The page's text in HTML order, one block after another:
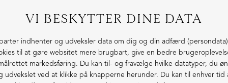
LIGNENDE PRODUKTER
ØKOLOGISK BOMULD ØKOLOGISK BOMULD